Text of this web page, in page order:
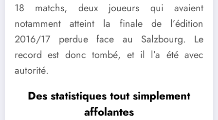
18 matchs, deux joueurs qui avaient
notamment atteint la finale de l’édition
2016/17 perdue face au Salzbourg. Le
record est donc tombé, et il l’a été avec
autorité.
Des statistiques tout simplement
affolantes